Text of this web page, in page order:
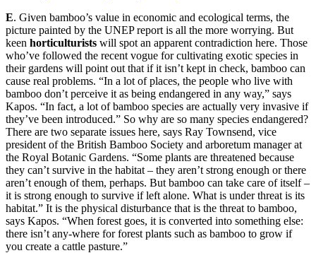
E. Given bamboo’s value in economic and ecological terms, the
picture painted by the UNEP report is all the more worrying. But
keen horticulturists will spot an apparent contradiction here. Those
who’ve followed the recent vogue for cultivating exotic species in
their gardens will point out that if it isn’t kept in check, bamboo can
cause real problems. “In a lot of places, the people who live with
bamboo don’t perceive it as being endangered in any way,” says
Kapos. “In fact, a lot of bamboo species are actually very invasive if
they’ve been introduced.” So why are so many species endangered?
There are two separate issues here, says Ray Townsend, vice
president of the British Bamboo Society and arboretum manager at
the Royal Botanic Gardens. “Some plants are threatened because
they can’t survive in the habitat – they aren’t strong enough or there
aren’t enough of them, perhaps. But bamboo can take care of itself –
it is strong enough to survive if left alone. What is under threat is its
habitat.” It is the physical disturbance that is the threat to bamboo,
says Kapos. “When forest goes, it is converted into something else:
there isn’t any-where for forest plants such as bamboo to grow if
you create a cattle pasture.”